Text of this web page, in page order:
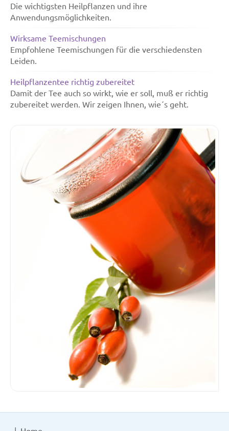
Die wichtigsten Heilpflanzen und ihre
Anwendungsmöglichkeiten.
Wirksame Teemischungen
Empfohlene Teemischungen für die verschiedensten
Leiden.
Heilpflanzentee richtig zubereitet
Damit der Tee auch so wirkt, wie er soll, muß er richtig
zubereitet werden. Wir zeigen Ihnen, wie´s geht.